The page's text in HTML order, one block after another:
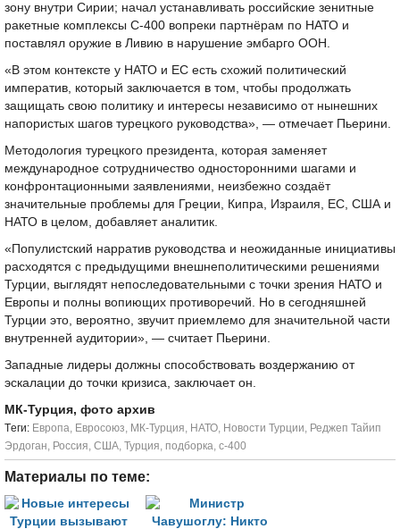
зону внутри Сирии; начал устанавливать российские зенитные
ракетные комплексы С-400 вопреки партнёрам по НАТО и
поставлял оружие в Ливию в нарушение эмбарго ООН.
«В этом контексте у НАТО и ЕС есть схожий политический
императив, который заключается в том, чтобы продолжать
защищать свою политику и интересы независимо от нынешних
напористых шагов турецкого руководства», — отмечает Пьерини.
Методология турецкого президента, которая заменяет
международное сотрудничество односторонними шагами и
конфронтационными заявлениями, неизбежно создаёт
значительные проблемы для Греции, Кипра, Израиля, ЕС, США и
НАТО в целом, добавляет аналитик.
«Популистский нарратив руководства и неожиданные инициативы
расходятся с предыдущими внешнеполитическими решениями
Турции, выглядят непоследовательными с точки зрения НАТО и
Европы и полны вопиющих противоречий. Но в сегодняшней
Турции это, вероятно, звучит приемлемо для значительной части
внутренней аудитории», — считает Пьерини.
Западные лидеры должны способствовать воздержанию от
эскалации до точки кризиса, заключает он.
МК-Турция, фото архив
Tеги: Европа, Евросоюз, МК-Турция, НАТО, Новости Турции, Реджеп Тайип
Эрдоган, Россия, США, Турция, подборка, с-400
Материалы по теме: